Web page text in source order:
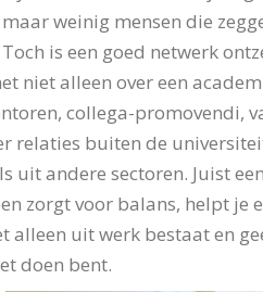
weinig mensen die
Toch is een goed netwerk
niet alleen over een
collega-promovendi,
relaties buiten de
uit andere sectoren. Juist
zorgt voor balans, helpt je
alleen uit werk bestaat en
doen bent.